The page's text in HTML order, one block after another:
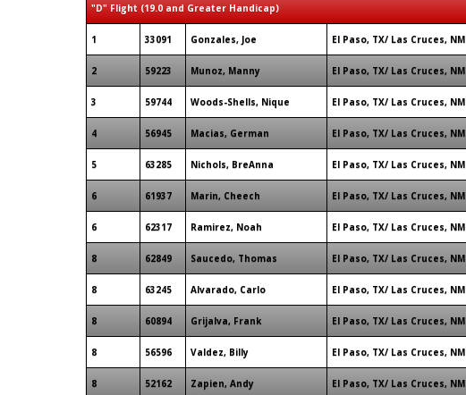
"D" Flight (19.0 and Greater Handicap)
1 33091 Gonzales, Joe El Paso, TX/ Las Cruces, NM
2 59223 Munoz, Manny El Paso, TX/ Las Cruces, NM
3 59744 Woods-Shells, Nique El Paso, TX/ Las Cruces, NM
4 56945 Macias, German El Paso, TX/ Las Cruces, NM
5 63285 Nichols, BreAnna El Paso, TX/ Las Cruces, NM
6 61937 Marin, Cheech El Paso, TX/ Las Cruces, NM
6 62317 Ramirez, Noah El Paso, TX/ Las Cruces, NM
8 62849 Saucedo, Thomas El Paso, TX/ Las Cruces, NM
8 63245 Alvarado, Carlo El Paso, TX/ Las Cruces, NM
8 60894 Grijalva, Frank El Paso, TX/ Las Cruces, NM
8 56596 Valdez, Billy El Paso, TX/ Las Cruces, NM
8 52162 Zapien, Andy El Paso, TX/ Las Cruces, NM